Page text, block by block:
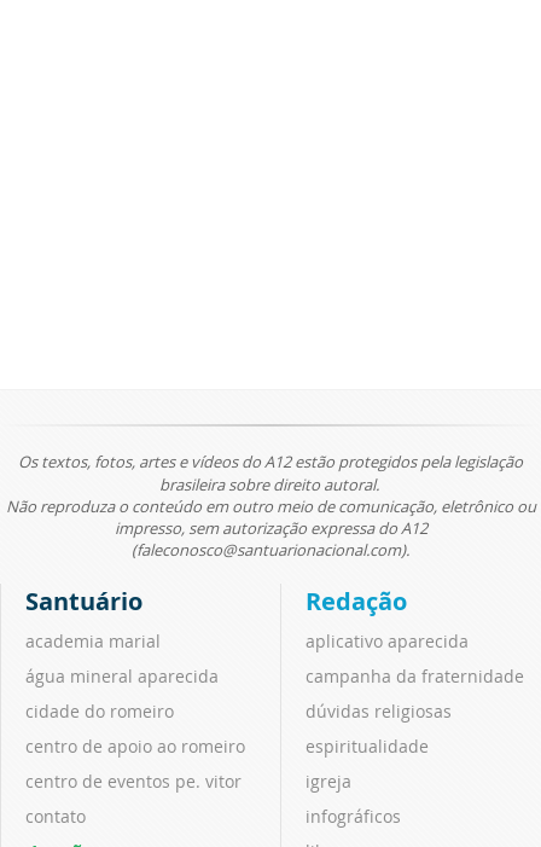
Os textos, fotos, artes e vídeos do A12 estão protegidos pela legislação
brasileira sobre direito autoral.
Não reproduza o conteúdo em outro meio de comunicação, eletrônico ou
impresso, sem autorização expressa do A12
(faleconosco@santuarionacional.com).
Santuário
academia marial
água mineral aparecida
cidade do romeiro
centro de apoio ao romeiro
centro de eventos pe. vitor
contato
Redação
aplicativo aparecida
campanha da fraternidade
dúvidas religiosas
espiritualidade
igreja
infográficos